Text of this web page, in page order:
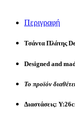
Περιγραφή
Τσάντα Πλάτης
Designed and
Το προϊόν
Διαστάσεις: